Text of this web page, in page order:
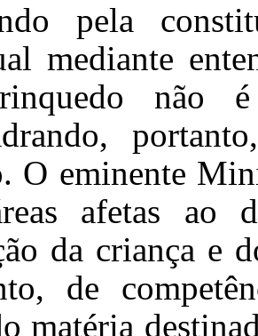
pela
mediante
não
O eminente
afetas ao
da criança e
de
matéria